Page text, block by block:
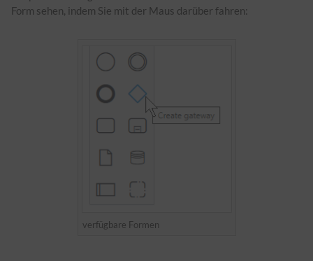
Form sehen, indem Sie mit der Maus darüber fahren:
verfügbare Formen